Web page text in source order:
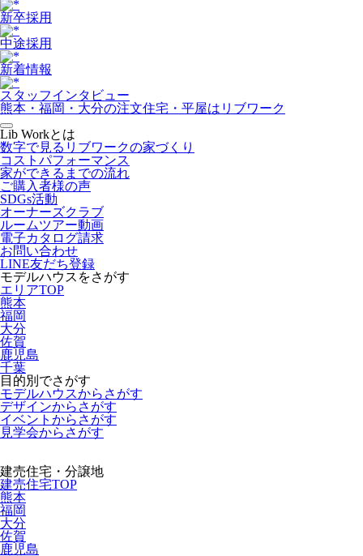
新卒採用
中途採用
新着情報
スタッフインタビュー
熊本・福岡・大分の注文住宅・平屋はリブワーク
Lib Workとは
数字で見るリブワークの家づくり
コストパフォーマンス
家ができるまでの流れ
ご購入者様の声
SDGs活動
オーナーズクラブ
ルームツアー動画
電子カタログ請求
お問い合わせ
LINE友だち登録
モデルハウスをさがす
エリアTOP
熊本
福岡
大分
佐賀
鹿児島
千葉
目的別でさがす
モデルハウスからさがす
デザインからさがす
イベントからさがす
見学会からさがす
建売住宅・分譲地
建売住宅TOP
熊本
福岡
大分
佐賀
鹿児島